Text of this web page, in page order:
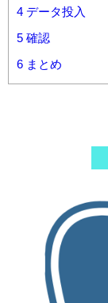
4 データ投入
5 確認
6 まとめ